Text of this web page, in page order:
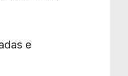
e